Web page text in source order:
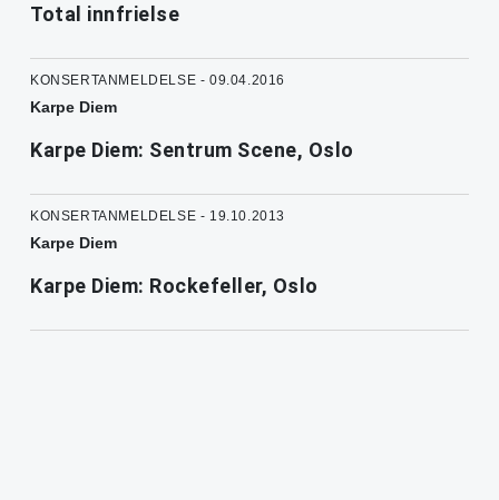
Total innfrielse
KONSERTANMELDELSE - 09.04.2016
Karpe Diem
Karpe Diem: Sentrum Scene, Oslo
KONSERTANMELDELSE - 19.10.2013
Karpe Diem
Karpe Diem: Rockefeller, Oslo